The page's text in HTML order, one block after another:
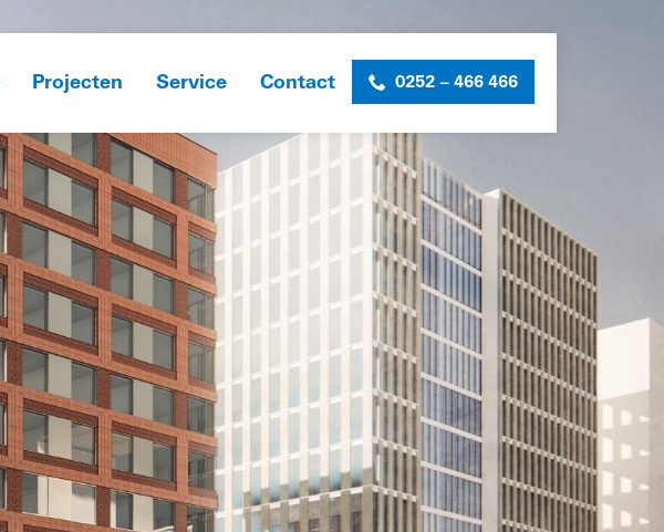
Projecten Service Contact 0252 – 466 466